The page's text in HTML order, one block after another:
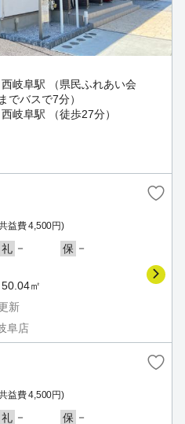
岐阜駅 （県民ふれあい会
でバスで7分）
岐阜駅 （徒歩27分）
益費 4,500円)
礼 － 保 －
㎡
新
阜店
益費 4,500円)
礼 － 保 －